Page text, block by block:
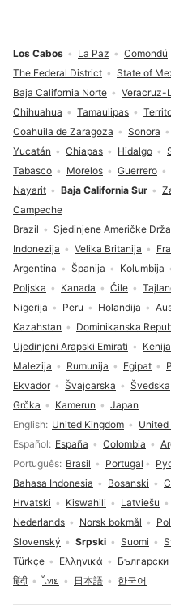
Izbor jezika
English United Kingdom
Español
España Colombia
Português Brasil Portugal
Bahasa Indonesia
Bosanski
Hrvatski
Kiswahili Latviešu
Nederlands
Norsk bokmål
Slovenský
Srpski Suomi
Türkçe
Ελληνικά Български
हिंदी
ไทย 日本語 한국어
Brazil Sjedinjene Američke
Indonezija
Velika Britanija
Argentina
Španija Kolumbija
Poljska
Kanada Čile
Nigerija
Peru Holandija
Kazahstan
Dominikanska
Ujedinjeni Arapski Emirati
Kenija
Malezija
Rumunija Egipat
Ekvador
Švajcarska Švedska
Grčka
Kamerun Japan
The Federal District State of
Baja California Norte
Veracruz-
Chihuahua
Tamaulipas
Coahuila de Zaragoza
Sonora
Yucatán
Chiapas Hidalgo
Tabasco
Morelos Guerrero
Nayarit
Baja California Sur
Campeche
Los Cabos La Paz Comondú